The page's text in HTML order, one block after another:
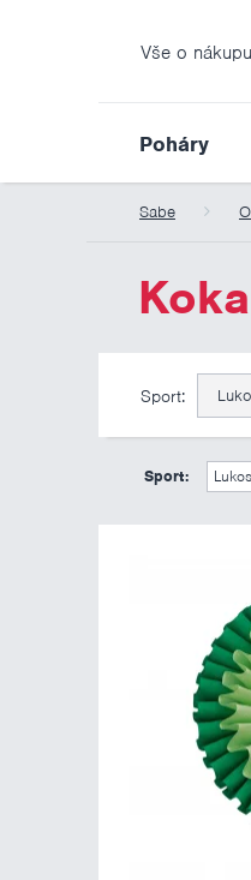
Vše o nákupu
Poháry
Sabe
Sport:
Sport: